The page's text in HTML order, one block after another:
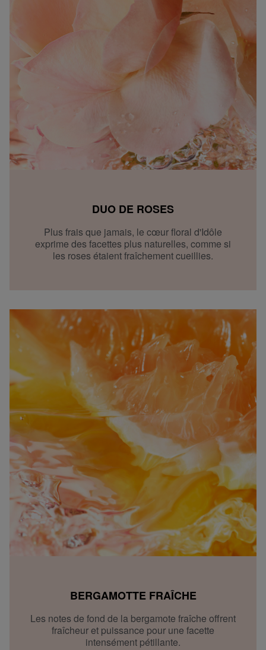
DUO DE ROSES
Plus frais que jamais, le cœur floral d'Idôle
exprime des facettes plus naturelles, comme si
les roses étaient fraîchement cueillies.
BERGAMOTTE FRAÎCHE
Les notes de fond de la bergamote fraîche offrent
fraîcheur et puissance pour une facette
intensément pétillante.